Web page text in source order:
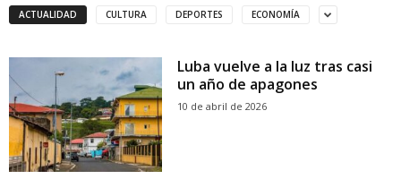
ACTUALIDAD CULTURA DEPORTES ECONOMÍA
Luba vuelve a la luz tras casi
un año de apagones
10 de abril de 2026